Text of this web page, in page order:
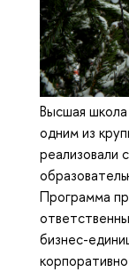
Высшая
одним из
реализовали
Программа
бизнес-